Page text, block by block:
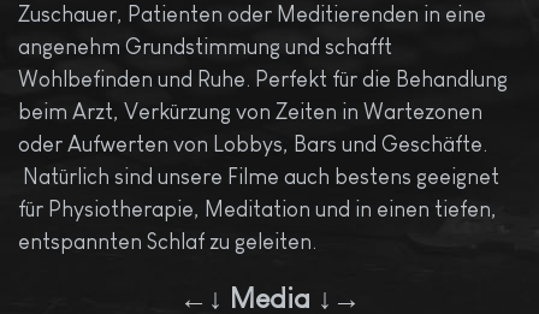
Zuschauer, Patienten oder Meditierenden in eine
angenehm Grundstimmung und schafft
Wohlbefinden und Ruhe. Perfekt für die Behandlung
beim Arzt, Verkürzung von Zeiten in Wartezonen
oder Aufwerten von Lobbys, Bars und Geschäfte.
Natürlich sind unsere Filme auch bestens geeignet
für Physiotherapie, Meditation und in einen tiefen,
entspannten Schlaf zu geleiten.
←↓ Media ↓→